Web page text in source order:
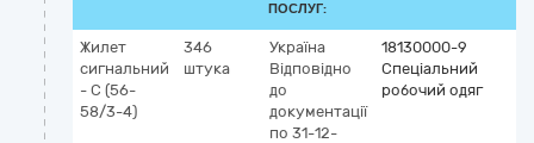
ПОСЛУГ:
Жилет
сигнальний
- С (56-
58/3-4)
346
штука
Україна
Відповідно
до
документації
по 31-12-
18130000-9
Спеціальний
робочий одяг